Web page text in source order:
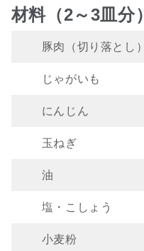
材料（2～3皿分）
豚肉（切り落とし）
じゃがいも
にんじん
玉ねぎ
油
塩・こしょう
小麦粉